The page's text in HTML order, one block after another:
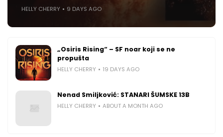
HELLY CHERRY 9 DAYS AGO
„Osiris Rising“ – SF noar koji se ne
propušta
HELLY CHERRY 19 DAYS AGO
Nenad Smiljković: STANARI ŠUMSKE 13B
HELLY CHERRY ABOUT A MONTH AGO